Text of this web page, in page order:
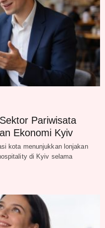
Pariwisata
Ekonomi Kyiv
kota menunjukkan lonjakan
di Kyiv selama